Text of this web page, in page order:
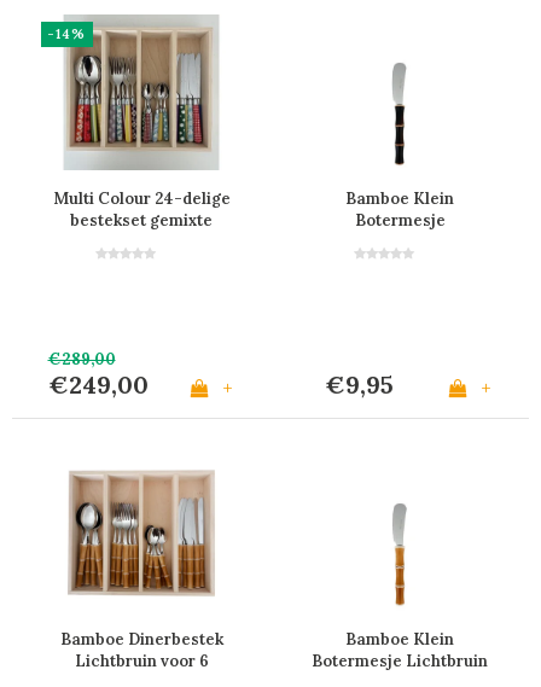
-14%
Multi Colour 24-delige
bestekset gemixte
€289,00
€249,00 +
Bamboe Klein
Botermesje
€9,95 +
Bamboe Dinerbestek
Lichtbruin voor 6
Bamboe Klein
Botermesje Lichtbruin